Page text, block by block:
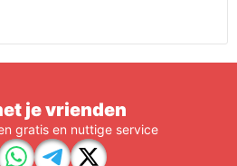
je vrienden
gratis en nuttige service